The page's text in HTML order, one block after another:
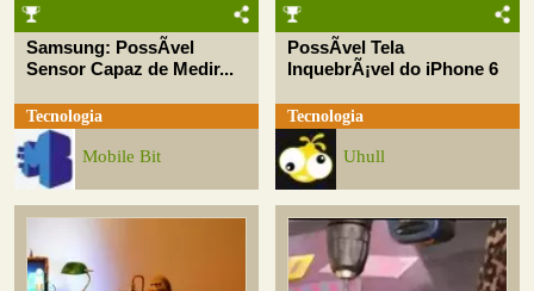
Samsung: PossÃ­vel
Sensor Capaz de Medir...
Tecnologia
Mobile Bit
PossÃ­vel Tela
InquebrÃ¡vel do iPhone 6
Tecnologia
Uhull